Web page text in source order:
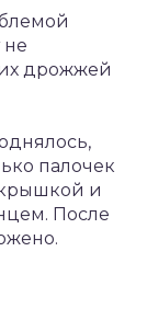
не
дрожжей
палочек
и
После